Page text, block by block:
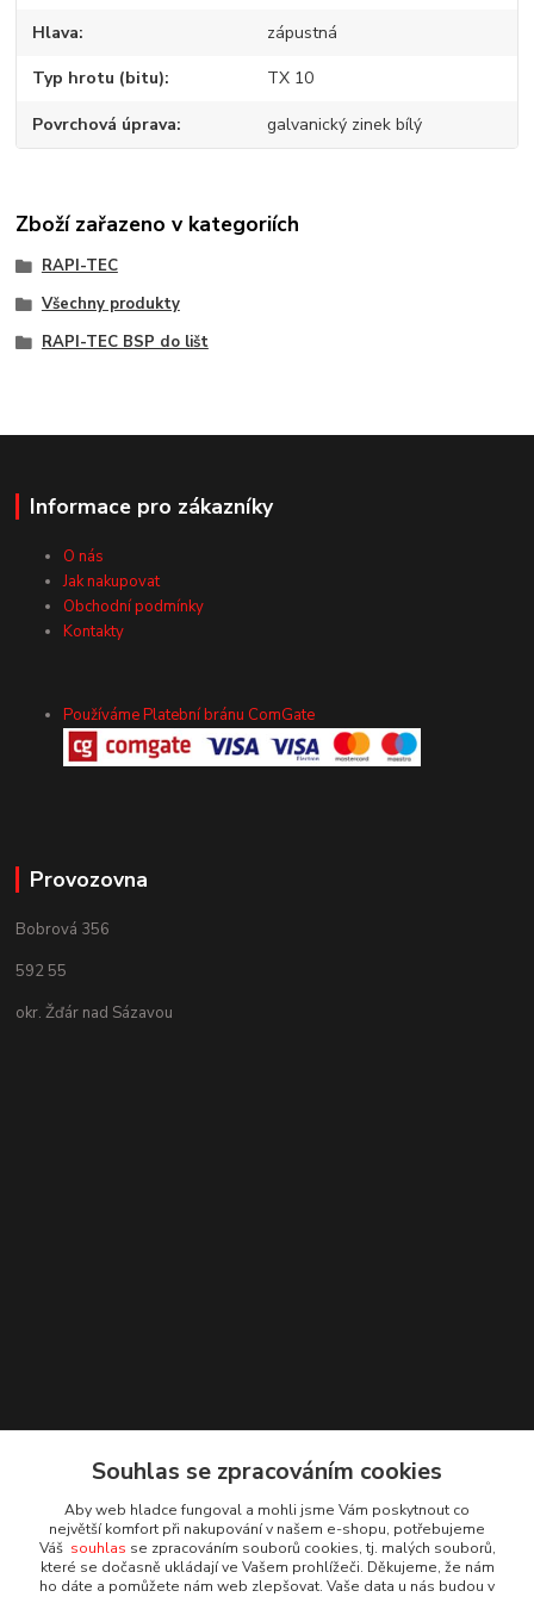
Hlava zápustná
Typ hrotu (bitu) TX 10
Povrchová úprava galvanický zinek bílý
Zboží zařazeno v kategoriích
RAPI-TEC
Všechny produkty
RAPI-TEC BSP do lišt
Informace pro zákazníky
O nás
Jak nakupovat
Obchodní podmínky
Kontakty
Používáme Platební bránu ComGate
Provozovna
Bobrová 356
592 55
okr. Žďár nad Sázavou
Kontakty
Irena Dvořáková
Souhlas se zpracováním cookies
Aby web hladce fungoval a mohli jsme Vám poskytnout co
největší komfort při nakupování v našem e-shopu, potřebujeme
Váš souhlas se zpracováním souborů cookies, tj. malých souborů,
které se dočasně ukládají ve Vašem prohlížeči. Děkujeme, že nám
ho dáte a pomůžete nám web zlepšovat. Vaše data u nás budou v